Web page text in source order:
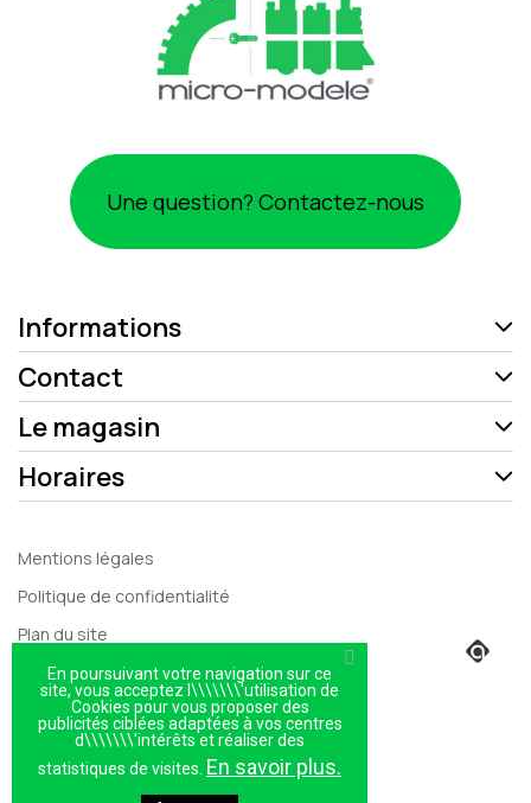
Une question? Contactez-nous
Informations
Contact
Le magasin
Horaires
Mentions légales
Politique de confidentialité
Plan du site
Magasin
En poursuivant votre navigation sur ce
site, vous acceptez l\\\\\\\'utilisation de
Cookies pour vous proposer des
publicités ciblées adaptées à vos centres
d\\\\\\\'intérêts et réaliser des
statistiques de visites. En savoir plus.